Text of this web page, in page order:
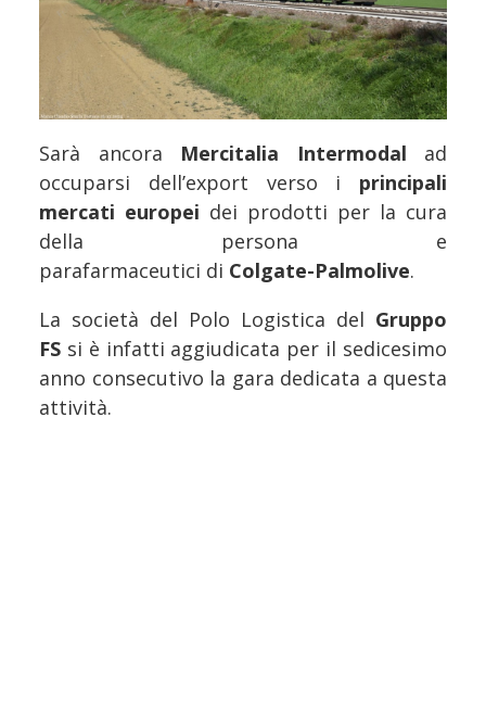
Sarà ancora Mercitalia Intermodal ad
occuparsi dell’export verso i principali
mercati europei dei prodotti per la cura
della persona e
parafarmaceutici di Colgate-Palmolive.
La società del Polo Logistica del Gruppo
FS si è infatti aggiudicata per il sedicesimo
anno consecutivo la gara dedicata a questa
attività.